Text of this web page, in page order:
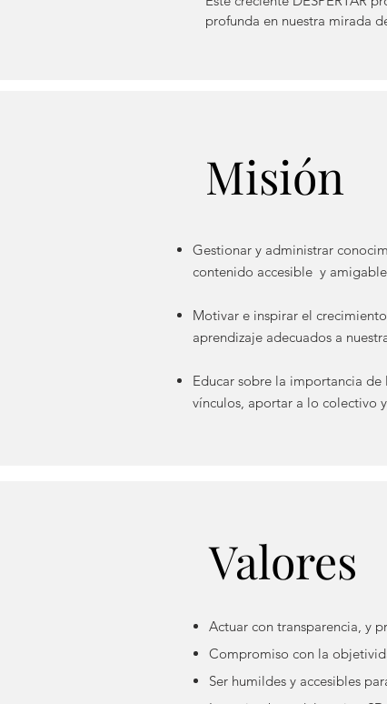
profunda en nuestra mirada
Misión
Gestionar y administrar
contenido accesible y
Motivar e inspirar el
aprendizaje adecuados a
Educar sobre la importancia
vínculos, aportar a lo colectivo
Valores
Actuar con transparencia, y
Compromiso con la
Ser humildes y accesibles